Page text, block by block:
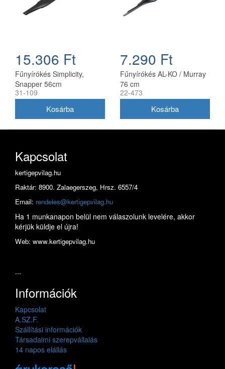
15.306 Ft
Fűnyírókés Simplicity,
Snapper 56cm
(1716695ASM)
31-109
7.290 Ft
Fűnyírókés AL-KO / Murray
76 cm
22-473
Kapcsolat
kertigepvilag.hu
Raktár: 8900. Zalaegerszeg, Hrsz. 6557/4
Email: rendeles@kertigepvilag.hu
Ha 1 munkanapon belül nem válaszolunk levelére, akkor
kérjük küldje el újra!
Web: www.kertigepvilag.hu
...
Információk
Kapcsolat
A.SZ.F.
Szállítási információk
Társadalmi szerepvállalás
14 napos elállás